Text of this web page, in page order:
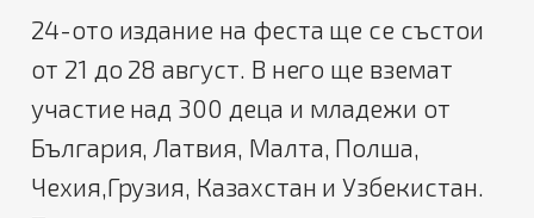
24-ото издание на феста ще се състои
от 21 до 28 август. В него ще вземат
участие над 300 деца и младежи от
България, Латвия, Малта, Полша,
Чехия,Грузия, Казахстан и Узбекистан.